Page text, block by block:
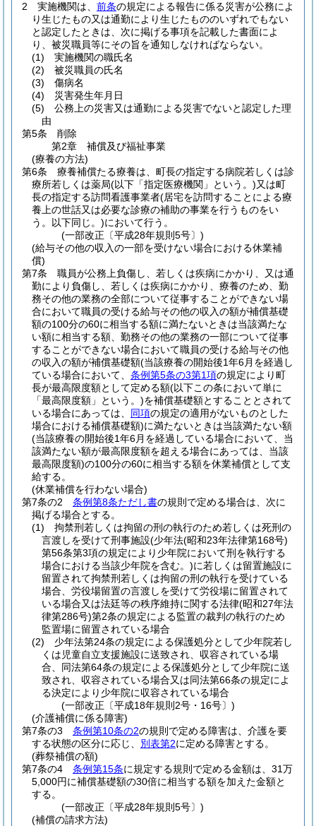
2
実施機関は、 前条の規定による報告に係る災害が公務によ
り生じたもの又は通勤により生じたもののいずれでもない
と認定したときは、次に掲げる事項を記載した書面によ
り、被災職員等にその旨を通知しなければならない。
(1)
実施機関の職氏名
(2)
被災職員の氏名
(3)
傷病名
(4)
災害発生年月日
(5)
公務上の災害又は通勤による災害でないと認定した理
由
第5条
削除
第2章
補償及び福祉事業
(療養の方法)
第6条
療養補償たる療養は、町長の指定する病院若しくは診
療所若しくは薬局(以下「指定医療機関」という。)又は町
長の指定する訪問看護事業者(居宅を訪問することによる療
養上の世話又は必要な診療の補助の事業を行うものをい
う。以下同じ。)において行う。
(一部改正〔平成28年規則5号〕)
(給与その他の収入の一部を受けない場合における休業補
償)
第7条
職員が公務上負傷し、若しくは疾病にかかり、又は通
勤により負傷し、若しくは疾病にかかり、療養のため、勤
務その他の業務の全部について従事することができない場
合において職員の受ける給与その他の収入の額が補償基礎
額の100分の60に相当する額に満たないときは当該満たな
い額に相当する額、勤務その他の業務の一部について従事
することができない場合において職員の受ける給与その他
の収入の額が補償基礎額(当該療養の開始後1年6月を経過し
ている場合において、 条例第5条の3第1項の規定により町
長が最高限度額として定める額(以下この条において単に
「最高限度額」という。)を補償基礎額とすることとされて
いる場合にあっては、 同項の規定の適用がないものとした
場合における補償基礎額)に満たないときは当該満たない額
(当該療養の開始後1年6月を経過している場合において、当
該満たない額が最高限度額を超える場合にあっては、当該
最高限度額)の100分の60に相当する額を休業補償として支
給する。
(休業補償を行わない場合)
第7条の2
条例第8条ただし書の規則で定める場合は、次に
掲げる場合とする。
(1)
拘禁刑若しくは拘留の刑の執行のため若しくは死刑の
言渡しを受けて刑事施設(少年法(昭和23年法律第168号)
第56条第3項の規定により少年院において刑を執行する
場合における当該少年院を含む。)に若しくは留置施設に
留置されて拘禁刑若しくは拘留の刑の執行を受けている
場合、労役場留置の言渡しを受けて労役場に留置されて
いる場合又は法廷等の秩序維持に関する法律(昭和27年法
律第286号)第2条の規定による監置の裁判の執行のため
監置場に留置されている場合
(2)
少年法第24条の規定による保護処分として少年院若し
くは児童自立支援施設に送致され、収容されている場
合、同法第64条の規定による保護処分として少年院に送
致され、収容されている場合又は同法第66条の規定によ
る決定により少年院に収容されている場合
(一部改正〔平成18年規則2号・16号〕)
(介護補償に係る障害)
第7条の3
条例第10条の2の規則で定める障害は、介護を要
する状態の区分に応じ、 別表第2に定める障害とする。
(葬祭補償の額)
第7条の4
条例第15条に規定する規則で定める金額は、31万
5,000円に補償基礎額の30倍に相当する額を加えた金額と
する。
(一部改正〔平成28年規則5号〕)
(補償の請求方法)